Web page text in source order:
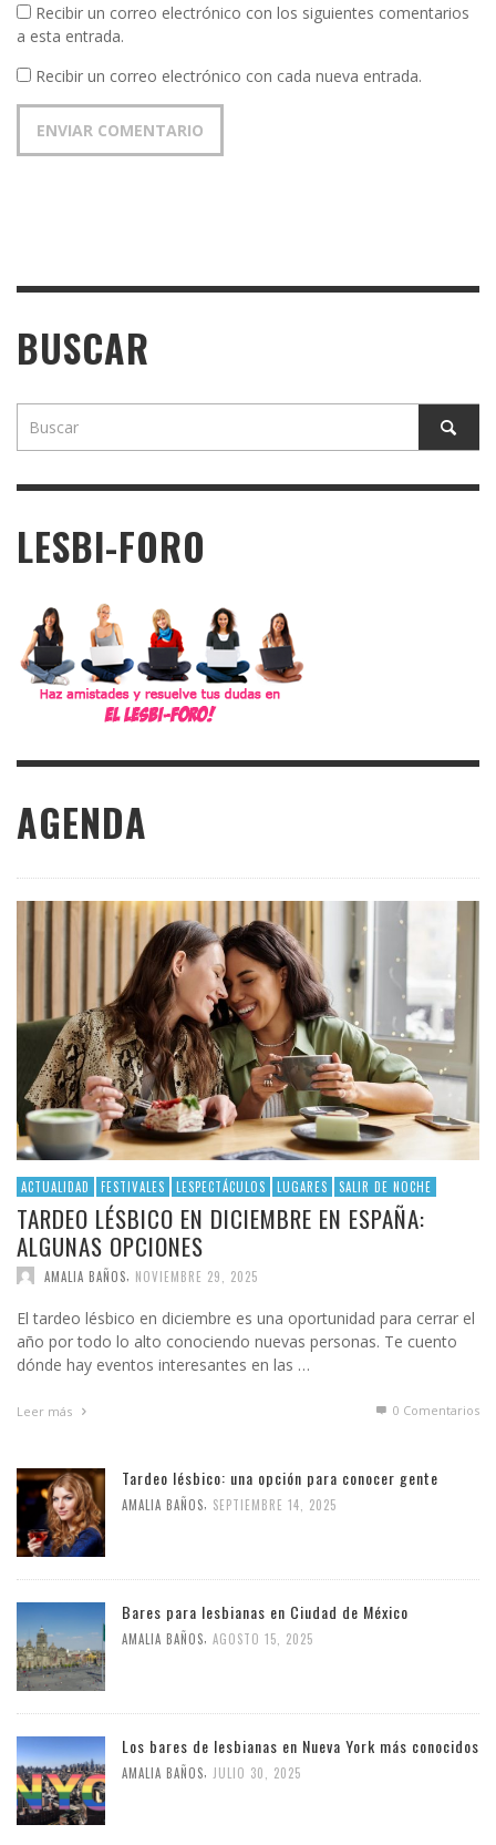
Recibir un correo electrónico con los siguientes comentarios
a esta entrada.
Recibir un correo electrónico con cada nueva entrada.
BUSCAR
LESBI-FORO
AGENDA
ACTUALIDAD FESTIVALES LESPECTÁCULOS LUGARES SALIR DE NOCHE
TARDEO LÉSBICO EN DICIEMBRE EN ESPAÑA:
ALGUNAS OPCIONES
AMALIA BAÑOS NOVIEMBRE 29, 2025
El tardeo lésbico en diciembre es una oportunidad para cerrar el
año por todo lo alto conociendo nuevas personas. Te cuento
dónde hay eventos interesantes en las …
Leer más 0 Comentarios
Tardeo lésbico: una opción para conocer gente
AMALIA BAÑOS, SEPTIEMBRE 14, 2025
Bares para lesbianas en Ciudad de México
AMALIA BAÑOS, AGOSTO 15, 2025
Los bares de lesbianas en Nueva York más conocidos
AMALIA BAÑOS, JULIO 30, 2025